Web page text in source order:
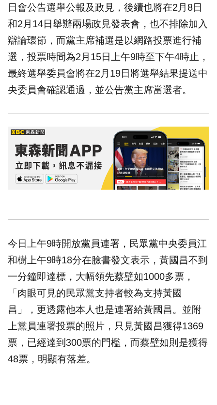
日會公告選舉公報及政見，後續也將在2月8日
和2月14日舉辦兩場政見發表會，也不排除加入
辯論環節，而黨主席補選是以網路投票進行補
選，投票時間為2月15日上午9時至下午4時止，
最終選舉委員會將在2月19日將選舉結果提送中
央委員會確認通過，並公告黨主席當選者。
今日上午9時開放黨員連署，民眾黨中央委員江
和樹上午9時18分在臉書發文表示，黃國昌不到
一分鐘即達標，大幅領先蔡壁如1000多票，
「肉眼可見的民眾黨支持者較為支持黃國
昌」，更透露他本人也是連署給黃國昌。並附
上黨員連署投票的照片，只見黃國昌獲得1369
票，已經達到300票的門檻，而蔡壁如則是獲得
48票，明顯有落差。